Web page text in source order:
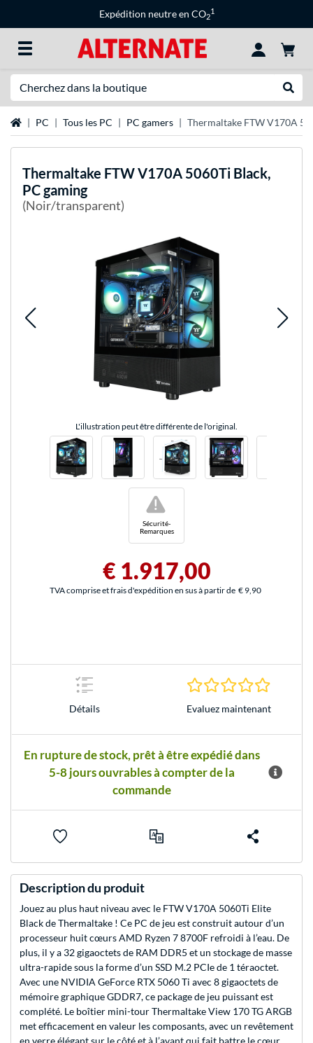
Expédition neutre en CO2
1
Page d'accueil
PC Tous les PC PC gamers Thermaltake FTW V170A
Thermaltake FTW V170A 5060Ti Black,
PC gaming
(Noir/transparent)
L'illustration peut être différente de l'original.
Sécurité-
Remarques
!
€ 1.917,00
TVA comprise et frais d'expédition en sus à partir de € 9,90
Détails Evaluez maintenant
En rupture de stock, prêt à être expédié dans
5-8 jours ouvrables à compter de la
commande
Description du produit
Jouez au plus haut niveau avec le FTW V170A 5060Ti Elite
Black de Thermaltake ! Ce PC de jeu est construit autour d’un
processeur huit cœurs AMD Ryzen 7 8700F refroidi à l’eau. De
plus, il y a 32 gigaoctets de RAM DDR5 et un stockage de masse
ultra-rapide sous la forme d’un SSD M.2 PCIe de 1 téraoctet.
Avec une NVIDIA GeForce RTX 5060 Ti avec 8 gigaoctets de
mémoire graphique GDDR7, ce package de jeu puissant est
complété. Le boîtier mini-tour Thermaltake View 170 TG ARGB
met efficacement en valeur les composants, avec un revêtement
en verre élégant sur le côté et à l’avant qui fait battre le cœur